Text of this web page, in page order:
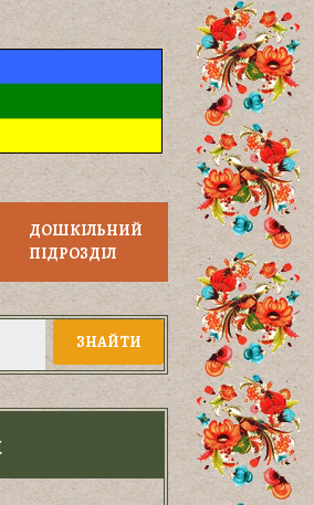
ДОШКІЛЬНИЙ
ПІДРОЗДІЛ